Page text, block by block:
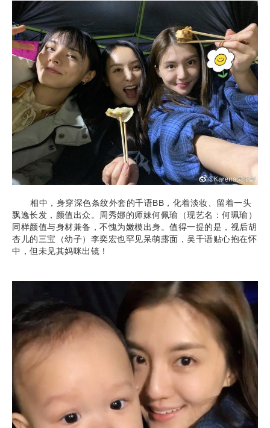
相中，身穿深色条纹外套的千语BB，化着淡妆、留着一头
飘逸长发，颜值出众。周秀娜的师妹何佩瑜（现艺名：何珮瑜）
同样颜值与身材兼备，不愧为嫩模出身。值得一提的是，视后胡
杏儿的三宝（幼子）李奕宏也罕见呆萌露面，吴千语贴心抱在怀
中，但未见其妈咪出镜！